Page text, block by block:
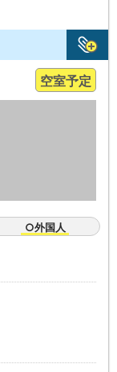
空室予定
○外国人